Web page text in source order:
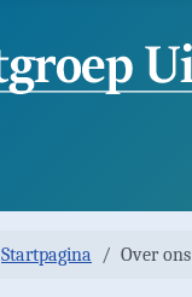
Startpagina Over ons